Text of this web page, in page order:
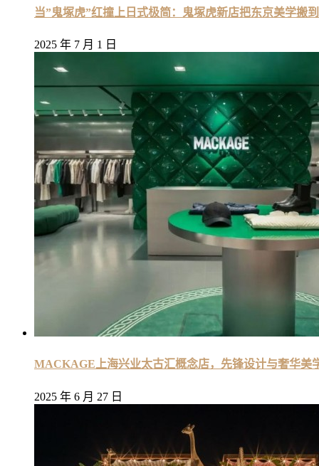
当”鬼塚虎”红撞上日式极简：鬼塚虎新店把东京美学搬
2025 年 7 月 1 日
MACKAGE上海兴业太古汇概念店，先锋设计与奢华美
2025 年 6 月 27 日